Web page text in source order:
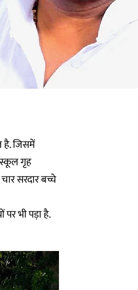
है. जिसमें
गृह
सरदार बच्चे
भी पड़ा है.